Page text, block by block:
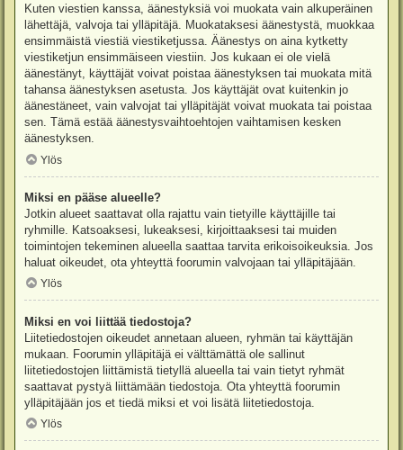
Kuten viestien kanssa, äänestyksiä voi muokata vain alkuperäinen
lähettäjä, valvoja tai ylläpitäjä. Muokataksesi äänestystä, muokkaa
ensimmäistä viestiä viestiketjussa. Äänestys on aina kytketty
viestiketjun ensimmäiseen viestiin. Jos kukaan ei ole vielä
äänestänyt, käyttäjät voivat poistaa äänestyksen tai muokata mitä
tahansa äänestyksen asetusta. Jos käyttäjät ovat kuitenkin jo
äänestäneet, vain valvojat tai ylläpitäjät voivat muokata tai poistaa
sen. Tämä estää äänestysvaihtoehtojen vaihtamisen kesken
äänestyksen.
Ylös
Miksi en pääse alueelle?
Jotkin alueet saattavat olla rajattu vain tietyille käyttäjille tai
ryhmille. Katsoaksesi, lukeaksesi, kirjoittaaksesi tai muiden
toimintojen tekeminen alueella saattaa tarvita erikoisoikeuksia. Jos
haluat oikeudet, ota yhteyttä foorumin valvojaan tai ylläpitäjään.
Ylös
Miksi en voi liittää tiedostoja?
Liitetiedostojen oikeudet annetaan alueen, ryhmän tai käyttäjän
mukaan. Foorumin ylläpitäjä ei välttämättä ole sallinut
liitetiedostojen liittämistä tietyllä alueella tai vain tietyt ryhmät
saattavat pystyä liittämään tiedostoja. Ota yhteyttä foorumin
ylläpitäjään jos et tiedä miksi et voi lisätä liitetiedostoja.
Ylös